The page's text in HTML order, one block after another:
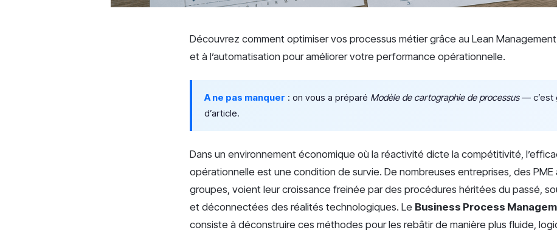
Découvrez comment optimiser vos processus métier grâce au Lean
et à l’automatisation pour améliorer votre performance opérationnelle.
A ne pas manquer : on vous a préparé Modèle de cartographie de processus— c’est
d’article.
Dans un environnement économique où la réactivité dicte la compétitivité,
opérationnelle est une condition de survie. De nombreuses entreprises, des PME
groupes, voient leur croissance freinée par des procédures héritées du passé,
et déconnectées des réalités technologiques. Le Business Process
consiste à déconstruire ces méthodes pour les rebâtir de manière plus fluide,